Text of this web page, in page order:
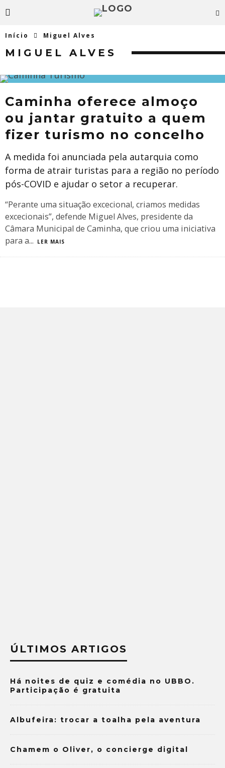
Início Miguel Alves
MIGUEL ALVES
Caminha oferece almoço
ou jantar gratuito a quem
fizer turismo no concelho
A medida foi anunciada pela autarquia como
forma de atrair turistas para a região no período
pós-COVID e ajudar o setor a recuperar.
“Perante uma situação excecional, criamos medidas
excecionais”, defende Miguel Alves, presidente da
Câmara Municipal de Caminha, que criou uma iniciativa
para a... LER MAIS
ÚLTIMOS ARTIGOS
Há noites de quiz e comédia no UBBO.
Participação é gratuita
Albufeira: trocar a toalha pela aventura
Chamem o Oliver, o concierge digital